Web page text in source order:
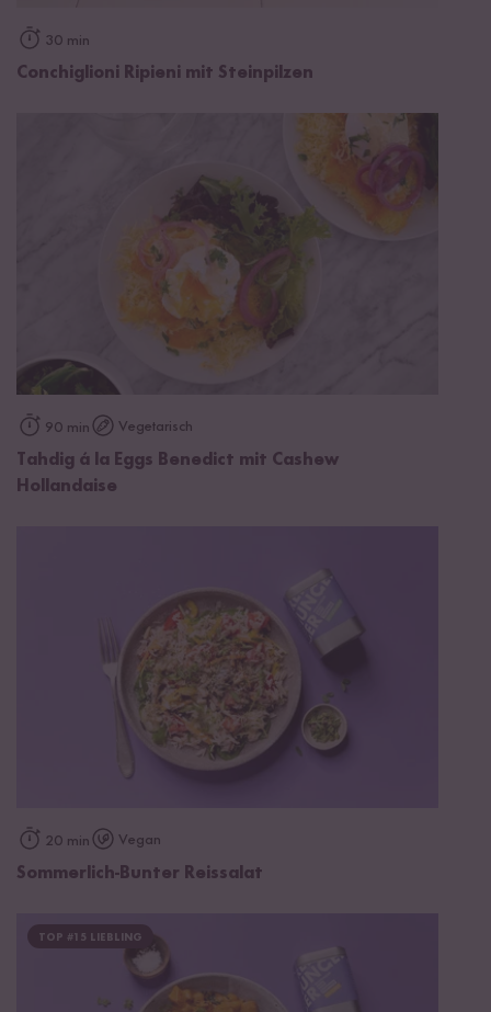
30 min
Conchiglioni Ripieni mit Steinpilzen
90 min Vegetarisch
Tahdig á la Eggs Benedict mit Cashew
Hollandaise
20 min Vegan
Sommerlich-Bunter Reissalat
TOP #15 LIEBLING